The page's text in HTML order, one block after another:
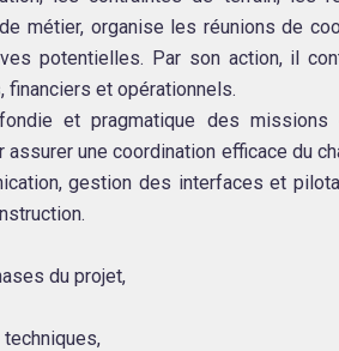
métier, organise les réunions de
potentielles. Par son action, il
financiers et opérationnels.
et pragmatique des missions
une coordination efficace du
gestion des interfaces et
du projet,